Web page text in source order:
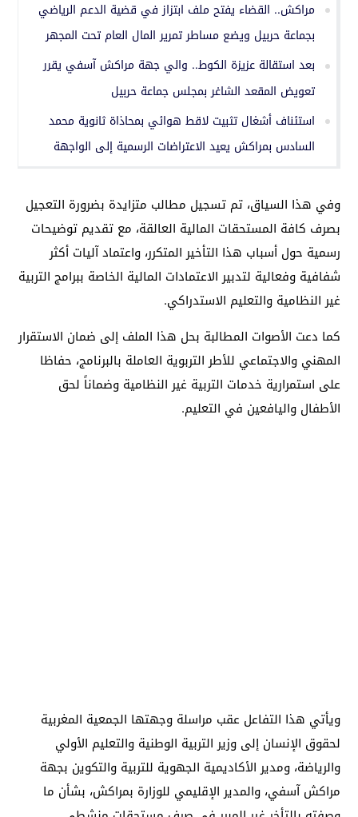
مراكش.. القضاء يفتح ملف ابتزاز في قضية الدعم الرياضي
بجماعة حربيل ويضع مساطر تمرير المال العام تحت المجهر
بعد استقالة عزيزة الكوط.. والي جهة مراكش آسفي يقرر
تعويض المقعد الشاغر بمجلس جماعة حربيل
استئناف أشغال تثبيت لاقط هوائي بمحاذاة ثانوية محمد
السادس بمراكش يعيد الاعتراضات الرسمية إلى الواجهة
وفي هذا السياق، تم تسجيل مطالب متزايدة بضرورة التعجيل
بصرف كافة المستحقات المالية العالقة، مع تقديم توضيحات
رسمية حول أسباب هذا التأخير المتكرر، واعتماد آليات أكثر
شفافية وفعالية لتدبير الاعتمادات المالية الخاصة ببرامج التربية
غير النظامية والتعليم الاستدراكي.
كما دعت الأصوات المطالبة بحل هذا الملف إلى ضمان الاستقرار
المهني والاجتماعي للأطر التربوية العاملة بالبرنامج، حفاظا
على استمرارية خدمات التربية غير النظامية وضماناً لحق
الأطفال واليافعين في التعليم.
ويأتي هذا التفاعل عقب مراسلة وجهتها الجمعية المغربية
لحقوق الإنسان إلى وزير التربية الوطنية والتعليم الأولي
والرياضة، ومدير الأكاديمية الجهوية للتربية والتكوين بجهة
مراكش آسفي، والمدير الإقليمي للوزارة بمراكش، بشأن ما